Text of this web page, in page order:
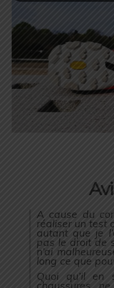
A cause du
réaliser un test
autant que je
pas le droit de
n’ai
long ce que
Quoi qu’il en
chaussures